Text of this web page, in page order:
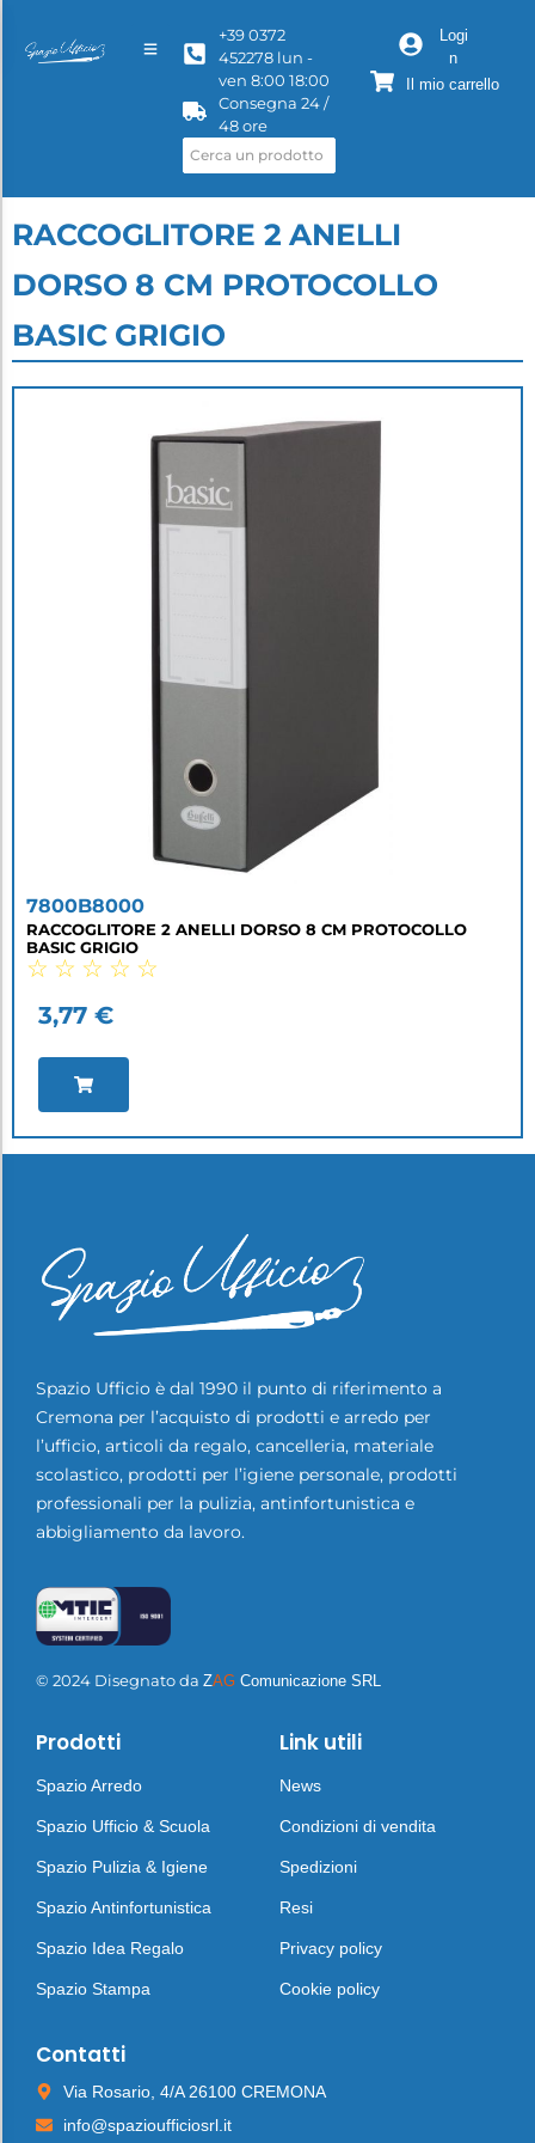
+39 0372
452278 lun -
ven 8:00 18:00
Consegna 24 /
48 ore
Logi
n
Il mio carrello
RACCOGLITORE 2 ANELLI
DORSO 8 CM PROTOCOLLO
BASIC GRIGIO
7800B8000
RACCOGLITORE 2 ANELLI DORSO 8 CM PROTOCOLLO
BASIC GRIGIO
☆ ☆ ☆ ☆ ☆
3,77 €
Spazio Ufficio è dal 1990 il punto di riferimento a
Cremona per l’acquisto di prodotti e arredo per
l’ufficio, articoli da regalo, cancelleria, materiale
scolastico, prodotti per l’igiene personale, prodotti
professionali per la pulizia, antinfortunistica e
abbigliamento da lavoro.
© 2024 Disegnato da ZAG Comunicazione SRL
Prodotti
Spazio Arredo
Spazio Ufficio & Scuola
Spazio Pulizia & Igiene
Spazio Antinfortunistica
Spazio Idea Regalo
Spazio Stampa
Link utili
News
Condizioni di vendita
Spedizioni
Resi
Privacy policy
Cookie policy
Contatti
Via Rosario, 4/A 26100 CREMONA
info@spazioufficiosrl.it